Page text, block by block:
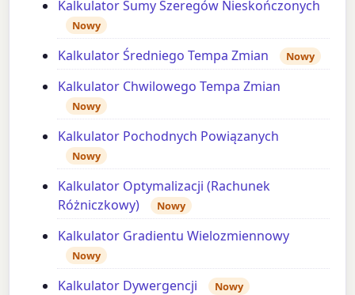
Kalkulator Sumy Szeregów Nieskończonych
Nowy
Kalkulator Średniego Tempa Zmian Nowy
Kalkulator Chwilowego Tempa Zmian
Nowy
Kalkulator Pochodnych Powiązanych
Nowy
Kalkulator Optymalizacji (Rachunek
Różniczkowy)
Nowy
Kalkulator Gradientu Wielozmiennowy
Nowy
Kalkulator Dywergencji Nowy